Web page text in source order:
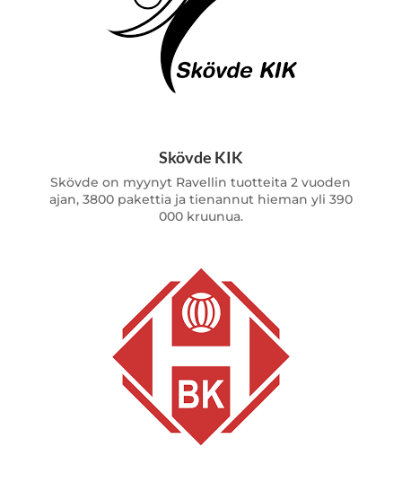
Skövde KIK
Skövde on myynyt Ravellin tuotteita 2 vuoden
ajan, 3800 pakettia ja tienannut hieman yli 390
000 kruunua.